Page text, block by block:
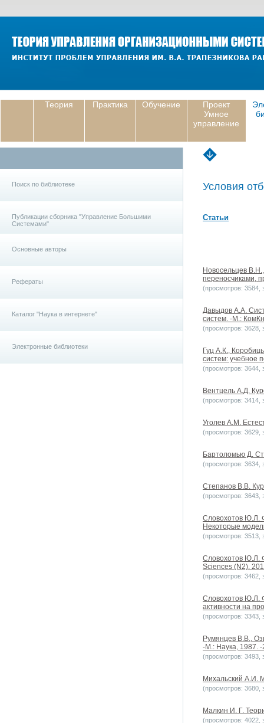
Теория Практика Обучение
Проект
Умное
управление
Поиск по библиотеке
Публикации сборника "Управление Большими
Системами"
Основные авторы
Рефераты
Каталог "Наука в интернете"
Электронные библиотеки
Условия
Статьи
Новосельцев
переносчиками,
(просмотров: 3584,
Давыдов А.А.
систем. -М.:
(просмотров: 3628,
Гуц А.К.,
систем: учебное
(просмотров: 3644,
Вентцель А.Д.
(просмотров: 3414,
Уголев А.М.
(просмотров: 3629,
Бартоломью Д.
(просмотров: 3634,
Степанов В.В.
(просмотров: 3643,
Словохотов Ю.Л.
Некоторые
(просмотров: 3513,
Словохотов Ю.Л.
Sciences (N2).
(просмотров: 3462,
Словохотов Ю.Л.
активности на
(просмотров: 3343,
Румянцев В.В.,
-М.: Наука, 1987. -
(просмотров: 3493,
Михальский А.И.
(просмотров: 3680,
Малкин И. Г.
(просмотров: 4022,